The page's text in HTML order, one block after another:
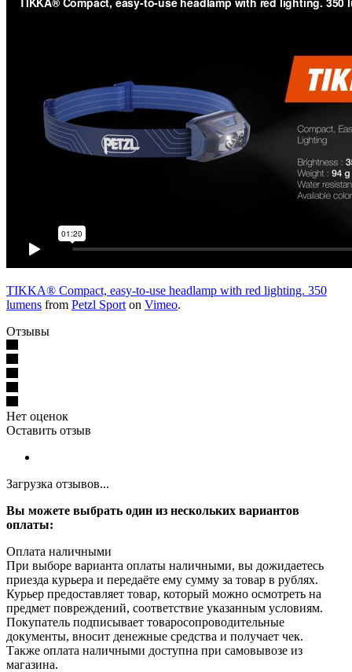
TIKKA® Compact, easy-to-use headlamp with red lighting. 350
lumens from Petzl Sport on Vimeo.
Отзывы
Нет оценок
Оставить отзыв
Загрузка отзывов...
Вы можете выбрать один из нескольких вариантов
оплаты:
Оплата наличными
При выборе варианта оплаты наличными, вы дожидаетесь
приезда курьера и передаёте ему сумму за товар в рублях.
Курьер предоставляет товар, который можно осмотреть на
предмет повреждений, соответствие указанным условиям.
Покупатель подписывает товаросопроводительные
документы, вносит денежные средства и получает чек.
Также оплата наличными доступна при самовывозе из
магазина.